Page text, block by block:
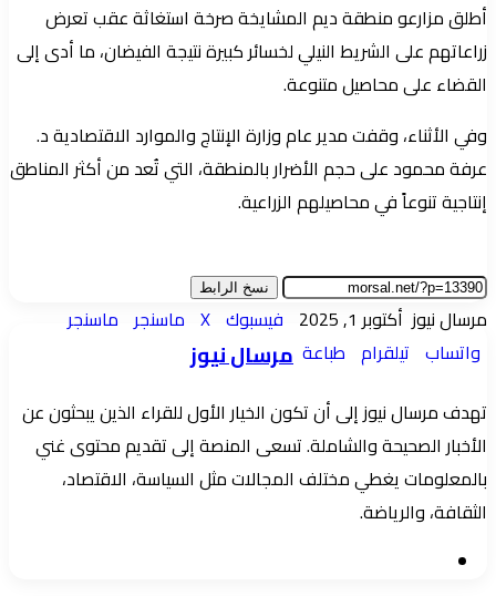
أطلق مزارعو منطقة ديم المشايخة صرخة استغاثة عقب تعرض
زراعاتهم على الشريط النيلي لخسائر كبيرة نتيجة الفيضان، ما أدى إلى
القضاء على محاصيل متنوعة.
وفي الأثناء، وقفت مدير عام وزارة الإنتاج والموارد الاقتصادية د.
عرفة محمود على حجم الأضرار بالمنطقة، التي تُعد من أكثر المناطق
إنتاجية تنوعاً في محاصيلهم الزراعية.
نسخ الرابط
مرسال نيوز أرسل
بريدا
أكتوبر 1, 2025 فيسبوك ‫X ماسنجر ماسنجر
واتساب تيلقرام طباعة مرسال نيوز
تهدف مرسال نيوز إلى أن تكون الخيار الأول للقراء الذين يبحثون عن
الأخبار الصحيحة والشاملة. تسعى المنصة إلى تقديم محتوى غني
بالمعلومات يغطي مختلف المجالات مثل السياسة، الاقتصاد،
الثقافة، والرياضة.